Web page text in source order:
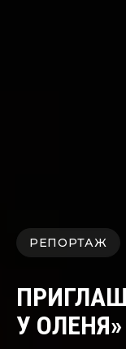
РЕПОРТАЖ
У ОЛЕНЯ»